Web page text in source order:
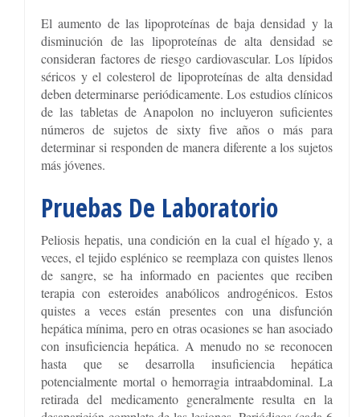
El aumento de las lipoproteínas de baja densidad y la
disminución de las lipoproteínas de alta densidad se
consideran factores de riesgo cardiovascular. Los lípidos
séricos y el colesterol de lipoproteínas de alta densidad
deben determinarse periódicamente. Los estudios clínicos
de las tabletas de Anapolon no incluyeron suficientes
números de sujetos de sixty five años o más para
determinar si responden de manera diferente a los sujetos
más jóvenes.
Pruebas De Laboratorio
Peliosis hepatis, una condición en la cual el hígado y, a
veces, el tejido esplénico se reemplaza con quistes llenos
de sangre, se ha informado en pacientes que reciben
terapia con esteroides anabólicos androgénicos. Estos
quistes a veces están presentes con una disfunción
hepática mínima, pero en otras ocasiones se han asociado
con insuficiencia hepática. A menudo no se reconocen
hasta que se desarrolla insuficiencia hepática
potencialmente mortal o hemorragia intraabdominal. La
retirada del medicamento generalmente resulta en la